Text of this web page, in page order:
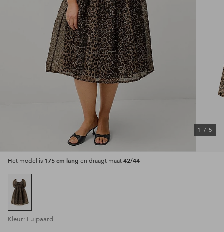
1 / 5
Het model is 175 cm lang en draagt maat 42/44
Kleur: Luipaard